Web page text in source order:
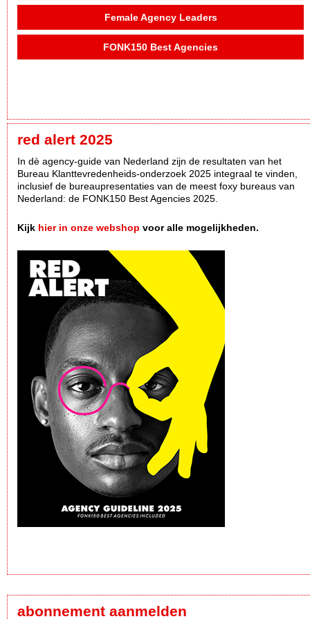
Female Agency Leaders
FONK150 Best Agencies
red alert 2025
In dè agency-guide van Nederland zijn de resultaten van het
Bureau Klanttevredenheids-onderzoek 2025 integraal te vinden,
inclusief de bureaupresentaties van de meest foxy bureaus van
Nederland: de FONK150 Best Agencies 2025.
Kijk hier in onze webshop voor alle mogelijkheden.
abonnement aanmelden